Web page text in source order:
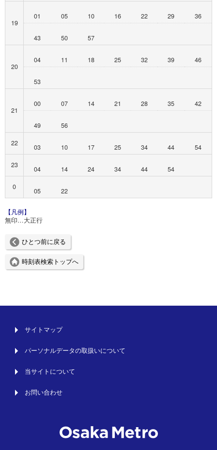
19
01 05 10 16 22 29 36
43 50 57
20
04 11 18 25 32 39 46
53
21
00 07 14 21 28 35 42
49
56
22
03 10 17 25 34 44
54
23
04 14 24 34 44
54
0
05 22
【凡例】
無印…大正行
ひとつ前に戻る
時刻表検索トップへ
サイトマップ
パーソナルデータの取扱いについて
当サイトについて
お問い合わせ